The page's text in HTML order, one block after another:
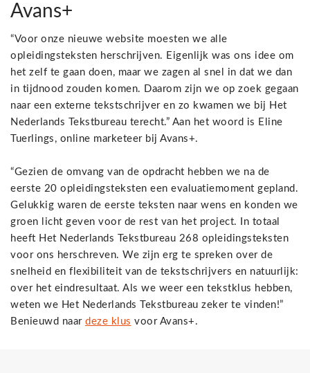
Avans+
“Voor onze nieuwe website moesten we alle
opleidingsteksten herschrijven. Eigenlijk was ons idee om
het zelf te gaan doen, maar we zagen al snel in dat we dan
in tijdnood zouden komen. Daarom zijn we op zoek gegaan
naar een externe tekstschrijver en zo kwamen we bij Het
Nederlands Tekstbureau terecht.” Aan het woord is Eline
Tuerlings, online marketeer bij Avans+.
“Gezien de omvang van de opdracht hebben we na de
eerste 20 opleidingsteksten een evaluatiemoment gepland.
Gelukkig waren de eerste teksten naar wens en konden we
groen licht geven voor de rest van het project. In totaal
heeft Het Nederlands Tekstbureau 268 opleidingsteksten
voor ons herschreven. We zijn erg te spreken over de
snelheid en flexibiliteit van de tekstschrijvers en natuurlijk:
over het eindresultaat. Als we weer een tekstklus hebben,
weten we Het Nederlands Tekstbureau zeker te vinden!”
Benieuwd naar deze klus voor Avans+.